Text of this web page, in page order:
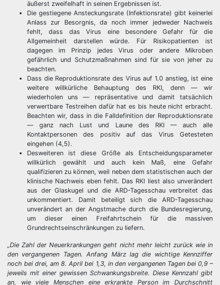
äußerst zweifelhaft in seinen Ergebnissen ist.
Die gestiegene Ansteckungsrate (Infektionsrate) gibt keinerlei
Anlass zur Besorgnis, da noch immer jedweder Nachweis
fehlt, dass das Virus eine besondere Gefahr für die
Allgemeinheit darstellen würde. Für Risikopatienten ist
dagegen im Prinzip jedes Virus oder andere Mikroben
gefährlich und Schutzmaßnahmen sind für sie von jeher zu
beachten.
Dass die Reproduktionsrate des Virus auf 1.0 anstieg, ist eine
weitere willkürliche Behauptung des RKI, denn — wir
wiederholen uns — repräsentative und damit tatsächlich
verwertbare Testreihen dafür hat es bis heute nicht erbracht.
Beachten wir, dass in die Falldefinition der Reproduktionsrate
— ganz nach Lust und Laune des RKI — auch alle
Kontaktpersonen des positiv auf das Virus Getesteten
eingehen (4,5).
Desweiteren ist diese Größe als Entscheidungsparameter
willkürlich gewählt und auch kein Maß, eine Gefahr
qualifizieren zu können, weil neben dem statistischen auch der
klinische Nachweis eben fehlt. Das RKI liest also unverändert
aus der Glaskugel und die ARD-Tagesschau verbreitet das
unkommentiert. Damit beteiligt sich die ARD-Tagesschau
unverändert an der Angstmache durch die Bundesregierung,
um dieser einen Freifahrtschein für die massiven
Grundrechtseinschränkungen zu liefern.
„Die Zahl der Neuerkrankungen geht nicht mehr leicht zurück wie in
den vergangenen Tagen. Anfang März lag die wichtige Kennziffer
noch bei drei, am 8. April bei 1,3, in den vergangenen Tagen bei 0,9 –
jeweils mit einer gewissen Schwankungsbreite. Diese Kennzahl gibt
an, wie viele Menschen eine erkrankte Person im Durchschnitt